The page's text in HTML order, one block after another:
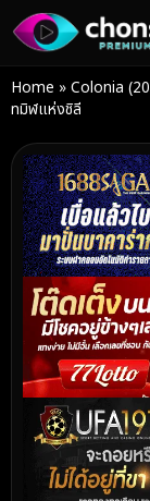
Home » Colonia
ทมิฬแห่งชิลี